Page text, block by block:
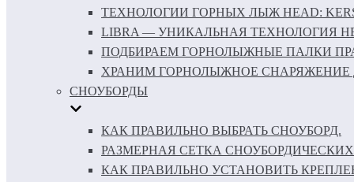
ТЕХНОЛОГИИ ГОРНЫХ ЛЫЖ HEAD: KERS
LIBRA — УНИКАЛЬНАЯ ТЕХНОЛОГИЯ
ПОДБИРАЕМ ГОРНОЛЫЖНЫЕ ПАЛКИ
ХРАНИМ ГОРНОЛЫЖНОЕ
СНОУБОРДЫ
КАК ПРАВИЛЬНО ВЫБРАТЬ СНОУБОРД.
РАЗМЕРНАЯ СЕТКА
КАК ПРАВИЛЬНО УСТАНОВИТЬ